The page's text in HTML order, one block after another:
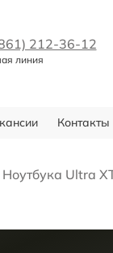
212-36-12
линия
Контакты
Ultra